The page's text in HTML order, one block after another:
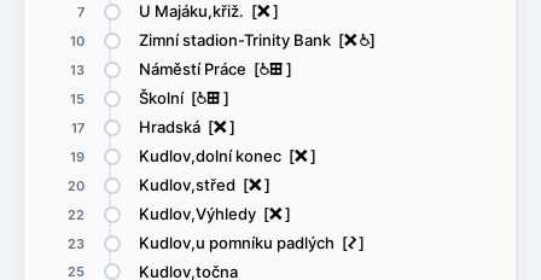
7 U Majáku,křiž. [ë]
10 Zimní stadion-Trinity Bank [ë@]
13 Náměstí Práce [@æ]
15 Školní [@æ]
17 Hradská [ë]
19 Kudlov,dolní konec [ë]
20 Kudlov,střed [ë]
22 Kudlov,Výhledy [ë]
23 Kudlov,u pomníku padlých [ó]
25 Kudlov,točna